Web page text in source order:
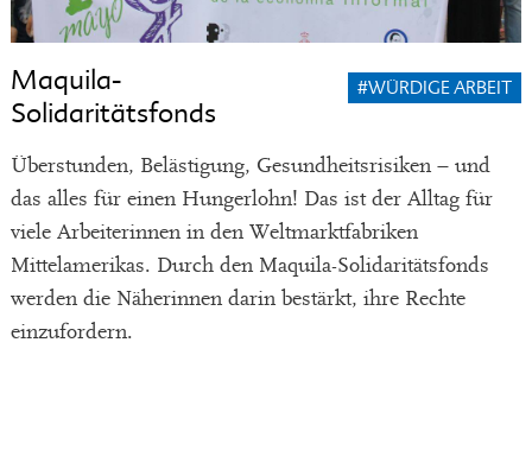
Maquila-
Solidaritätsfonds
#WÜRDIGE ARBEIT
Überstunden, Belästigung, Gesundheitsrisiken – und
das alles für einen Hungerlohn! Das ist der Alltag für
viele Arbeiterinnen in den Weltmarktfabriken
Mittelamerikas. Durch den Maquila-Solidaritätsfonds
werden die Näherinnen darin bestärkt, ihre Rechte
einzufordern.